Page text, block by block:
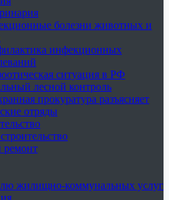
болезни животных и
инфекционных
ситуация в РФ
лесной контроль
прокуратура разъясняет
отряды
жилищно-коммунальных услуг